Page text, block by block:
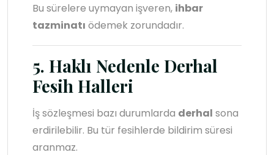
Bu sürelere uymayan işveren, ihbar
tazminatı ödemek zorundadır.
5. Haklı Nedenle Derhal
Fesih Halleri
İş sözleşmesi bazı durumlarda derhal sona
erdirilebilir. Bu tür fesihlerde bildirim süresi
aranmaz.